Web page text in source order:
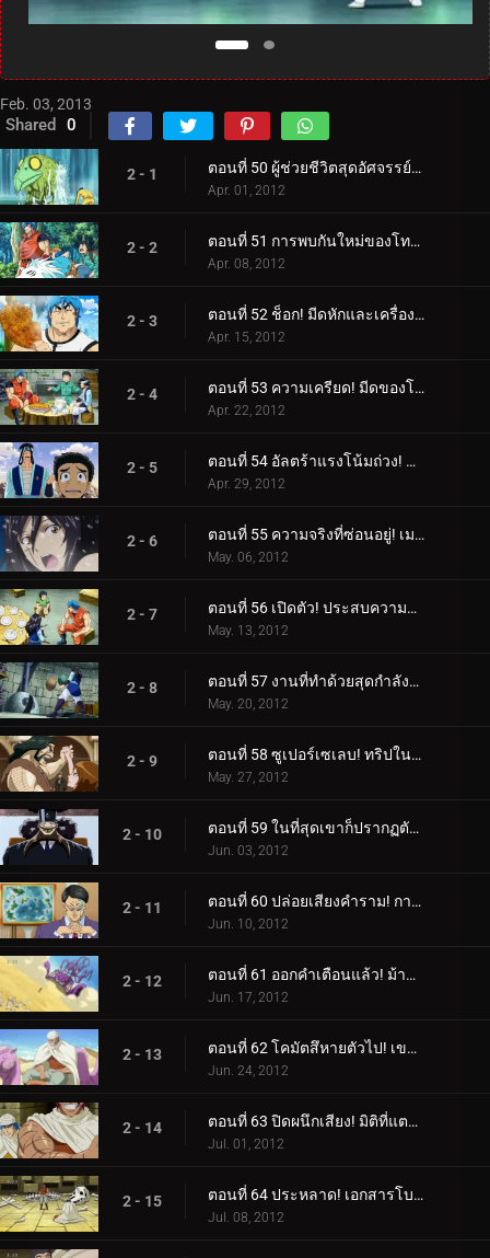
Feb. 03, 2013
Shared 0
2 - 1 ตอนที่ 50 ผู้ช่วยชีวิตสุดอัศจรรย์ปรากฏตัว! ความหมายที่แท้จริงของคู่รัก!
Apr. 01, 2012
2 - 2 ตอนที่ 51 การพบกันใหม่ของโทริโกะและลูฟี่! ค้นหาผลไม้ทะเล!
Apr. 08, 2012
2 - 3 ตอนที่ 52 ช็อก! มีดหักและเครื่องลับเมลค์!
Apr. 15, 2012
2 - 4 ตอนที่ 53 ความเครียด! มีดของโทริโกะ VS มีดทำครัวของเมลค์!
Apr. 22, 2012
2 - 5 ตอนที่ 54 อัลตร้าแรงโน้มถ่วง! บุกหลุมหนัก!
Apr. 29, 2012
2 - 6 ตอนที่ 55 ความจริงที่ซ่อนอยู่! เมลค์ปรากฏตัวครั้งแรก!
May. 06, 2012
2 - 7 ตอนที่ 56 เปิดตัว! ประสบความสำเร็จในฐานะรุ่นที่สองและ Melk Stardust!
May. 13, 2012
2 - 8 ตอนที่ 57 งานที่ทำด้วยสุดกำลังของเธอ! มีดเมลค์ที่เสร็จสมบูรณ์!
May. 20, 2012
2 - 9 ตอนที่ 58 ซูเปอร์เซเลบ! ทริปในฝันกับ Gourmet Coach!
May. 27, 2012
2 - 10 ตอนที่ 59 ในที่สุดเขาก็ปรากฏตัวขึ้น! สี่กษัตริย์สวรรค์องค์สุดท้าย ม้าลาย!
Jun. 03, 2012
2 - 11 ตอนที่ 60 ปล่อยเสียงคำราม! การปล่อยตัวม้าลายอาญาประณาม!
Jun. 10, 2012
2 - 12 ตอนที่ 61 ออกคำเตือนแล้ว! ม้าลายแลนด์บนสวนทราย!
Jun. 17, 2012
2 - 13 ตอนที่ 62 โคมัตสึหายตัวไป! เขาวงกตทะเลทรายปีศาจ!
Jun. 24, 2012
2 - 14 ตอนที่ 63 ปิดผนึกเสียง! มิติที่แตกต่างของกูร์เมต์พีระมิด!
Jul. 01, 2012
2 - 15 ตอนที่ 64 ประหลาด! เอกสารโบราณลึกลับและสิ่งมีชีวิตในโลงศพ!
Jul. 08, 2012